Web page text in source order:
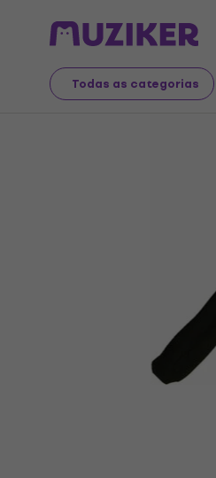
Todas as categorias
Instrumentos musicais